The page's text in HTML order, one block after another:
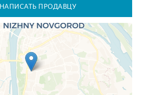
НАПИСАТЬ ПРОДАВЦУ